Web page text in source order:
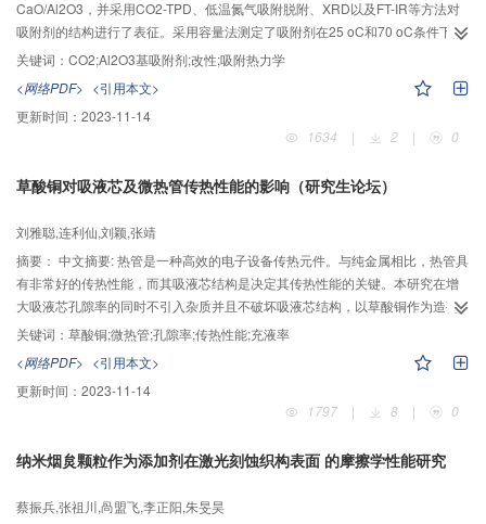
CaO/Al2O3，并采用CO2-TPD、低温氮气吸附脱附、XRD以及FT-IR等方法对
吸附剂的结构进行了表征。采用容量法测定了吸附剂在25 oC和70 oC条件下的
吸附性能。结果表明，CO2在与吸附剂的作用过程中形成了CaCO3；在吸附温
度为70 oC、压力为1.0 MPa的条件下，当CaO的负载量为5wt.%时，复合吸附
剂的吸附效果最好，吸附量为36.45 mg/g。用D-R模型计算了复合吸附剂的吸
附热，用Clausius-Clapeyron方程研究了复合吸附剂吸附过程的吸附焓变与覆
盖度的关系。结果表明，复合吸附剂的吸附热随着CaO掺杂量的增加而增加，
关键词： CO2;Al2O3基吸附剂;改性;吸附热力学
<网络PDF> <引用本文>
更新时间： 2023-11-14
1634
| 2 | 0
草酸铜对吸液芯及微热管传热性能的影响（研究生论坛）
刘雅聪,连利仙,刘颖,张靖
摘要： 中文摘要: 热管是一种高效的电子设备传热元件。与纯金属相比，热管具
有非常好的传热性能，而其吸液芯结构是决定其传热性能的关键。本研究在增
大吸液芯孔隙率的同时不引入杂质并且不破坏吸液芯结构，以草酸铜作为造孔
剂，研究了草酸铜的添加量对不同形状铜粉烧结过程中吸液芯的孔隙率与渗透
率的影响，并研究了添加量与微热管的最大传热功率和温差的关系。实验结果
表明：随着草酸铜含量的增加，吸液芯孔隙率增大，其最大传热功率及温差也
变大；当添加草酸铜的含量相同时，不规则铜粉烧结热管的最大传热功率高于
球形铜粉烧结热管，但其均温性与球形铜粉烧结热管相比较差；本文通过优化
既能达到热管最大传热功率，温差也较低，是最佳的充液状态。
关键词： 草酸铜;微热管;孔隙率;传热性能;充液率
<网络PDF> <引用本文>
更新时间： 2023-11-14
1797
| 8 | 0
纳米烟炱颗粒作为添加剂在激光刻蚀织构表面 的摩擦学性能研究
蔡振兵,张祖川,咼盟飞,李正阳,朱旻昊